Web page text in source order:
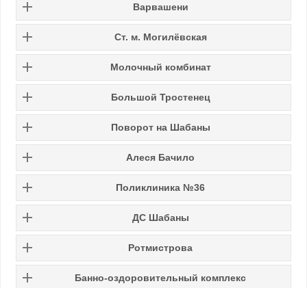
Варвашени
Ст. м. Могилёвская
Молочный комбинат
Большой Тростенец
Поворот на Шабаны
Алеся Бачило
Поликлиника №36
ДС Шабаны
Ротмистрова
Банно-оздоровительный комплекс